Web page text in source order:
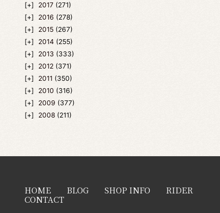
2017 (271)
2016 (278)
2015 (267)
2014 (255)
2013 (333)
2012 (371)
2011 (350)
2010 (316)
2009 (377)
2008 (211)
HOME BLOG SHOP INFO RIDER
CONTACT